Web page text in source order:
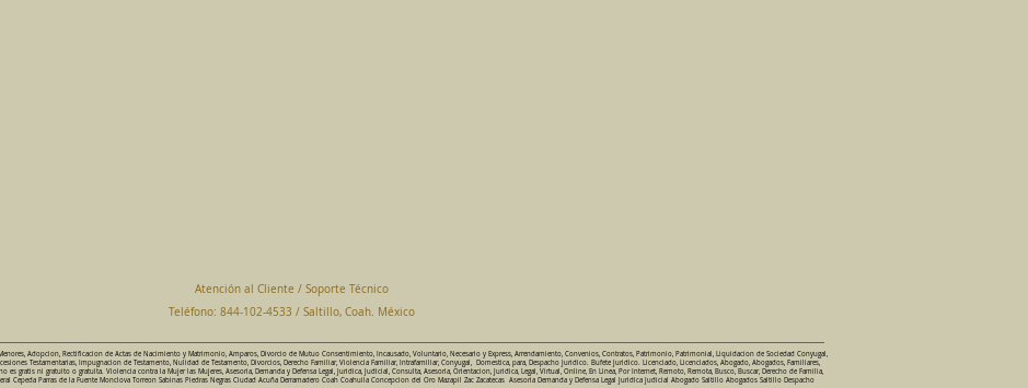
Atención al Cliente / Soporte Técnico
Teléfono: 844-102-4533 / Saltillo, Coah. México
Adopcion, Rectificacion de Actas de Nacimiento y Matrimonio, Amparos, Divorcio de Mutuo Consentimiento, Incausado, Voluntario, Necesario y Express, Arrendamiento, Convenios, Contratos, Patrimonio, Patrimonial, Liquidacion de Sociedad Conyugal,
Testamentarias, Impugnacion de Testamento, Nulidad de Testamento, Divorcios, Derecho Familiar, Violencia Familiar, Intrafamiliar, Conyugal, Domestica, para, Despacho Juridico. Bufete Juridico. Licenciado, Licenciados, Abogado, Abogados, Familiares,
es gratis ni gratuito o gratuita. Violencia contra la Mujer las Mujeres, Asesoria, Demanda y Defensa Legal, Juridica, Judicial, Consulta, Asesoria, Orientacion, Juridica, Legal, Virtual, Online, En Linea, Por Internet, Remoto, Remota, Busco, Buscar, Derecho de Familia,
Cepeda Parras de la Fuente Monclova Torreon Sabinas Piedras Negras Ciudad Acuña Derramadero Coah Coahuila Concepcion del Oro Mazapil Zac Zacatecas Asesoria Demanda y Defensa Legal Juridica Judicial Abogado Saltillo Abogados Saltillo Despacho